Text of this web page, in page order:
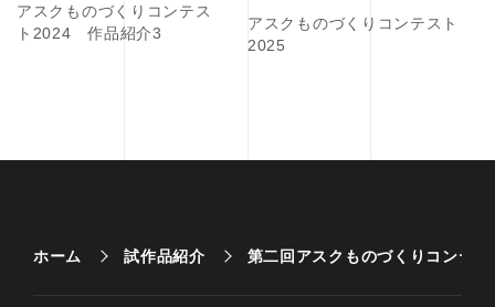
アスクものづくりコンテス
ト2024 作品紹介3
アスクものづくりコンテスト
2025
ホーム 試作品紹介 第二回アスクものづくりコンテ